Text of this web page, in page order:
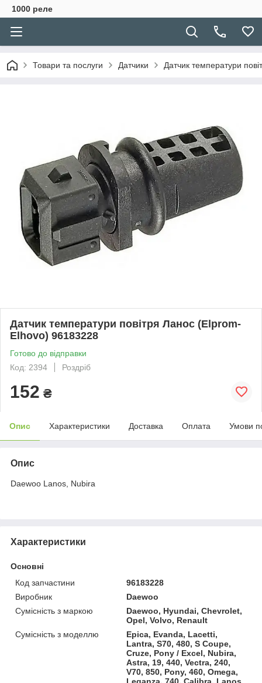
1000 реле
Товари та послуги Датчики Датчик температури
Датчик температури повітря Ланос (Elprom-
Elhovo) 96183228
Готово до відправки
Код: 2394
Роздріб
152 ₴
Опис Характеристики Доставка Оплата Умови
Опис
Daewoo Lanos, Nubira
Характеристики
Основні
Код запчастини
96183228
Виробник
Daewoo
Сумісність з маркою
Daewoo, Hyundai, Chevrolet,
Opel, Volvo, Renault
Сумісність з моделлю
Epica, Evanda, Lacetti,
Lantra, S70, 480, S Coupe,
Cruze, Pony / Excel, Nubira,
Astra, 19, 440, Vectra, 240,
V70, 850, Pony, 460, Omega,
Leganza, 740, Calibra, Lanos